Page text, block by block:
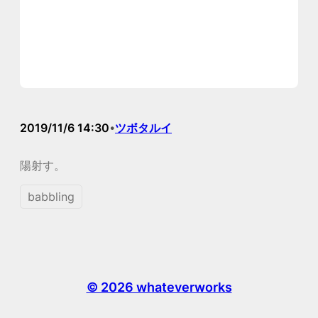
2019/11/6 14:30•ツボタルイ
陽射す。
babbling
© 2026 whateverworks